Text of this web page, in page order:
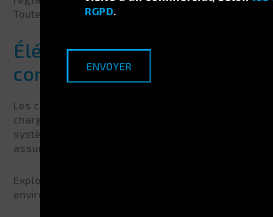
Toute usure sur les axes, poulies ou courroies peut
Éléments électroniques et
contrôle intégrés
Les cartes électroniques pilotent le positionnement,
charge et les ouvertures. Un capteur défectueux
système. Il faut donc pouvoir diagnostiquer
assurer une bonne ventilation interne.
Explorez les fonctionnalités de la
environnements industriels exigeants.
RGPD.